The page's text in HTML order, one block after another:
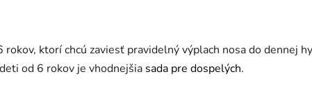
ktorí chcú zaviesť pravidelný výplach nosa do dennej
od 6 rokov je vhodnejšia sada pre dospelých.